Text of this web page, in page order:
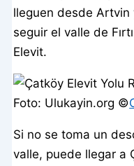
lleguen desde Artvin
seguir el valle de
Elevit.
Foto: Ulukayin.org ©️
Si no se toma un
valle, puede llegar a